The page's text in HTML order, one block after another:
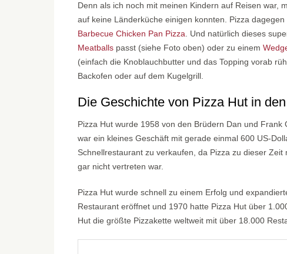
Denn als ich noch mit meinen Kindern auf Reisen war,
auf keine Länderküche einigen konnten. Pizza
Barbecue Chicken Pan Pizza. Und natürlich dieses
Meatballs passt (siehe Foto oben) oder zu einem
(einfach die Knoblauchbutter und das Topping vorab
Backofen oder auf dem Kugelgrill.
Die Geschichte von Pizza Hut in
Pizza Hut wurde 1958 von den Brüdern Dan und
war ein kleines Geschäft mit gerade einmal 600 US-
Schnellrestaurant zu verkaufen, da Pizza zu dieser
gar nicht vertreten war.
Pizza Hut wurde schnell zu einem Erfolg und
Restaurant eröffnet und 1970 hatte Pizza Hut über
Hut die größte Pizzakette weltweit mit über 18.000